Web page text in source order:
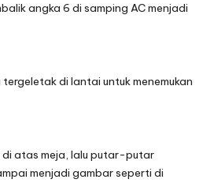
angka 6 di samping AC menjadi
di lantai untuk menemukan
di atas meja, lalu putar-putar
menjadi gambar seperti di